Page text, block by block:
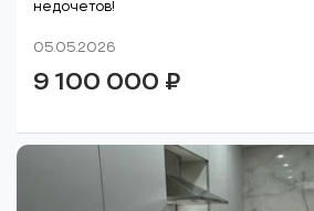
недочетов!
05.05.2026
9 100 000 ₽